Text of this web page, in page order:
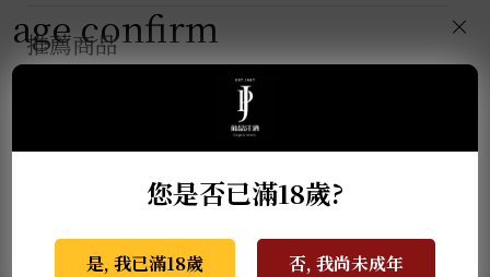
推薦商品
age confirm
您是否已滿18歲?
是, 我已滿18歲 否, 我尚未成年
×